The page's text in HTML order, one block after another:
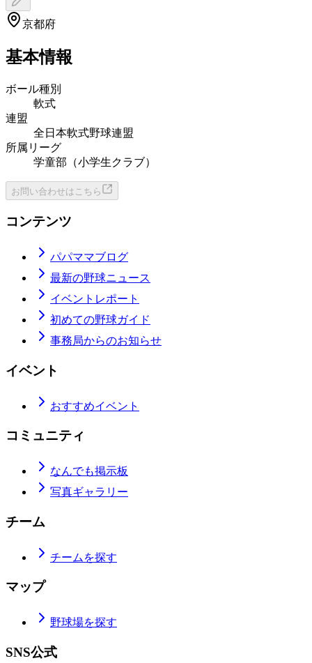
京都府
基本情報
ボール種別
軟式
連盟
全日本軟式野球連盟
所属リーグ
学童部（小学生クラブ）
お問い合わせはこちら
コンテンツ
パパママブログ
最新の野球ニュース
イベントレポート
初めての野球ガイド
事務局からのお知らせ
イベント
おすすめイベント
コミュニティ
なんでも掲示板
写真ギャラリー
チーム
チームを探す
マップ
野球場を探す
SNS公式